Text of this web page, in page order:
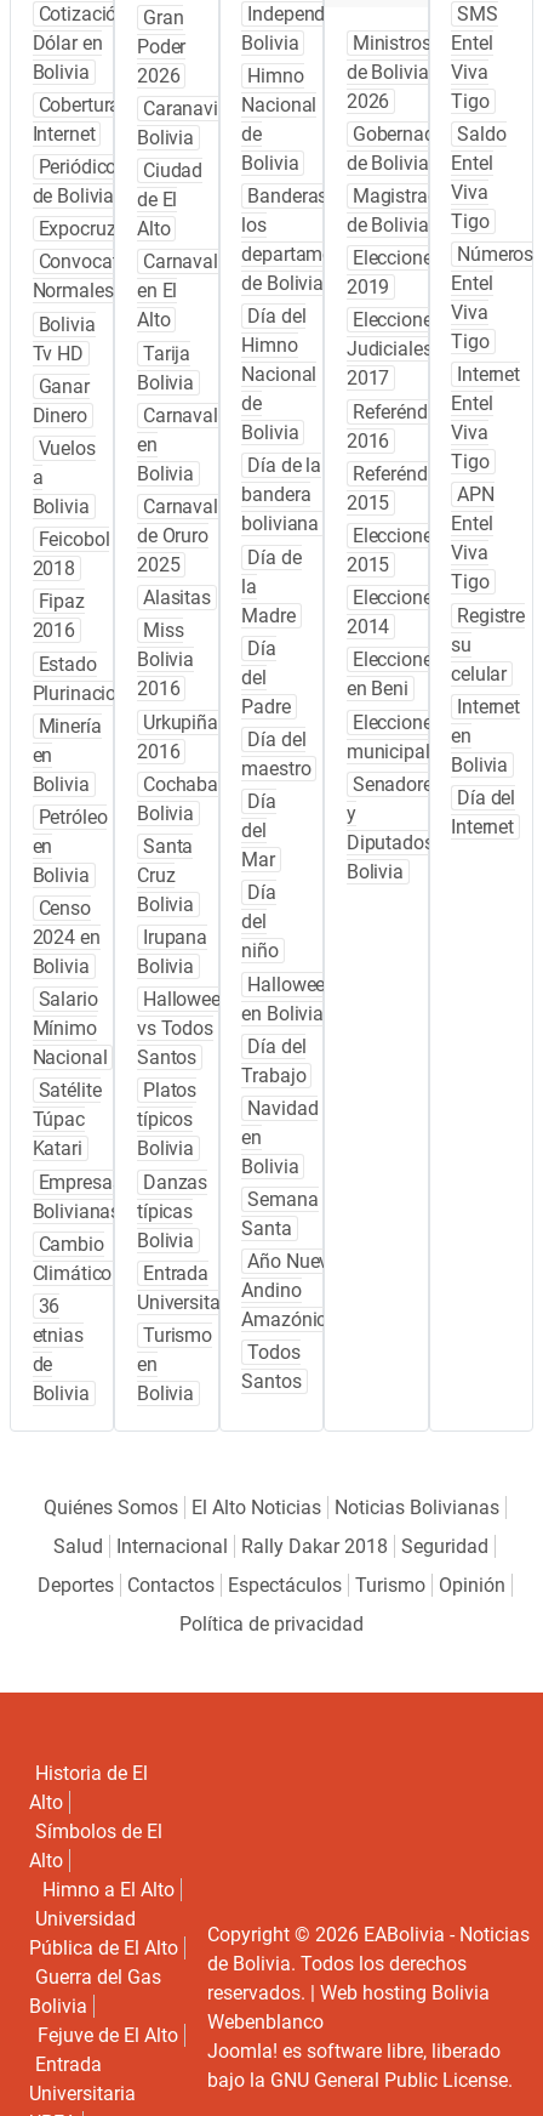
Cotización
Dólar en
Bolivia
Cobertura
Internet
Periódicos
de Bolivia
Expocruz
Convocatoria
Normales
Bolivia
Tv HD
Ganar
Dinero
Vuelos
a
Bolivia
Feicobol
2018
Fipaz
2016
Estado
Plurinacional
Minería
en
Bolivia
Petróleo
en
Bolivia
Censo
2024 en
Bolivia
Salario
Mínimo
Nacional
Satélite
Túpac
Katari
Empresas
Bolivianas
Cambio
Climático
36
etnias
de
Bolivia
Gran
Poder
2026
Caranavi
Bolivia
Ciudad
de El
Alto
Carnaval
en El
Alto
Tarija
Bolivia
Carnaval
en
Bolivia
Carnaval
de Oruro
2025
Alasitas
Miss
Bolivia
2016
Urkupiña
2016
Cochabamba
Bolivia
Santa
Cruz
Bolivia
Irupana
Bolivia
Halloween
vs Todos
Santos
Platos
típicos
Bolivia
Danzas
típicas
Bolivia
Entrada
Universitaria
Turismo
en
Bolivia
Independencia
Bolivia
Himno
Nacional
de
Bolivia
Banderas de
los
departamentos
de Bolivia
Día del
Himno
Nacional
de
Bolivia
Día de la
bandera
boliviana
Día de
la
Madre
Día
del
Padre
Día del
maestro
Día
del
Mar
Día
del
niño
Halloween
en Bolivia
Día del
Trabajo
Navidad
en
Bolivia
Semana
Santa
Año Nuevo
Andino
Amazónico
Todos
Santos
Ministros
de Bolivia
2026
Gobernadores
de Bolivia
Magistrados
de Bolivia
Elecciones
2019
Elecciones
Judiciales
2017
Referéndum
2016
Referéndum
2015
Elecciones
2015
Elecciones
2014
Elecciones
en Beni
Elecciones
municipales
Senadores
y
Diputados
Bolivia
SMS
Entel
Viva
Tigo
Saldo
Entel
Viva
Tigo
Números
Entel
Viva
Tigo
Internet
Entel
Viva
Tigo
APN
Entel
Viva
Tigo
Registre
su
celular
Internet
en
Bolivia
Día del
Internet
Quiénes Somos El Alto Noticias
Noticias Bolivianas
Salud
Internacional Rally Dakar 2018
Seguridad
Deportes
Contactos Espectáculos Turismo
Opinión
Política de privacidad
Historia de El
Alto
Símbolos de El
Alto
Himno a El Alto
Universidad
Pública de El Alto
Guerra del Gas
Bolivia
Fejuve de El Alto
Entrada
Universitaria
Copyright © 2026 EABolivia - Noticias
de Bolivia. Todos los derechos
reservados. |Web hosting Bolivia
Webenblanco
Joomla! es software libre, liberado
bajo la GNU General Public License.